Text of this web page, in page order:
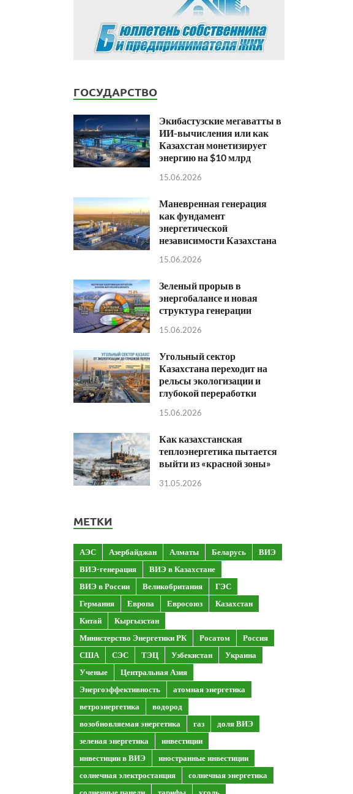
ГОСУДАРСТВО
Экибастузские мегаватты в
ИИ-вычисления или как
Казахстан монетизирует
энергию на $10 млрд
15.06.2026
Маневренная генерация
как фундамент
энергетической
независимости Казахстана
15.06.2026
Зеленый прорыв в
энергобалансе и новая
структура генерации
15.06.2026
Угольный сектор
Казахстана переходит на
рельсы экологизации и
глубокой переработки
15.06.2026
Как казахстанская
теплоэнергетика пытается
выйти из «красной зоны»
31.05.2026
МЕТКИ
АЭС Азербайджан Алматы Беларусь
ВИЭ
ВИЭ-генерация
ВИЭ в Казахстане
ВИЭ в России
Великобритания
ГЭС
Германия
Европа Евросоюз
Казахстан
Китай
Кыргызстан
Министерство Энергетики РК
Росатом
Россия
США
СЭС ТЭЦ Узбекистан
Украина
Ученые
Центральная Азия
Энергоэффективность
атомная энергетика
ветроэнергетика
водород
возобновляемая энергетика
газ
доля ВИЭ
зеленая энергетика
инвестиции
инвестиции в ВИЭ
иностранные инвестиции
солнечная электростанция
солнечная энергетика
солнечные панели
тарифы уголь